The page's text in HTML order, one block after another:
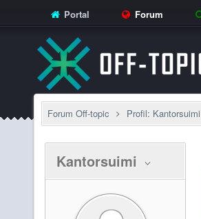
Portal Forum
Forum Off-topic Profil: Kantorsuimi
Kantorsuimi